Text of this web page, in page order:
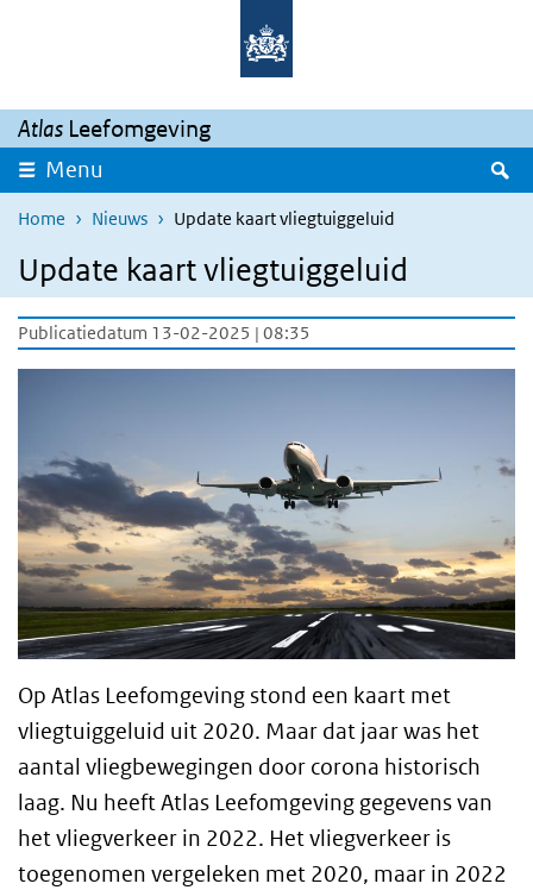
Overslaan en naar de inhoud gaan
Atlas Leefomgeving
Menu
Home Nieuws Update kaart vliegtuiggeluid
Update kaart vliegtuiggeluid
Publicatiedatum 13-02-2025 | 08:35
Op Atlas Leefomgeving stond een kaart met
vliegtuiggeluid uit 2020. Maar dat jaar was het
aantal vliegbewegingen door corona historisch
laag. Nu heeft Atlas Leefomgeving gegevens van
het vliegverkeer in 2022. Het vliegverkeer is
toegenomen vergeleken met 2020, maar in 2022